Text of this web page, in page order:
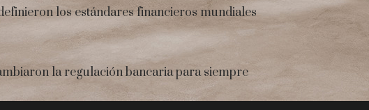
los estándares financieros mundiales
la regulación bancaria para siempre